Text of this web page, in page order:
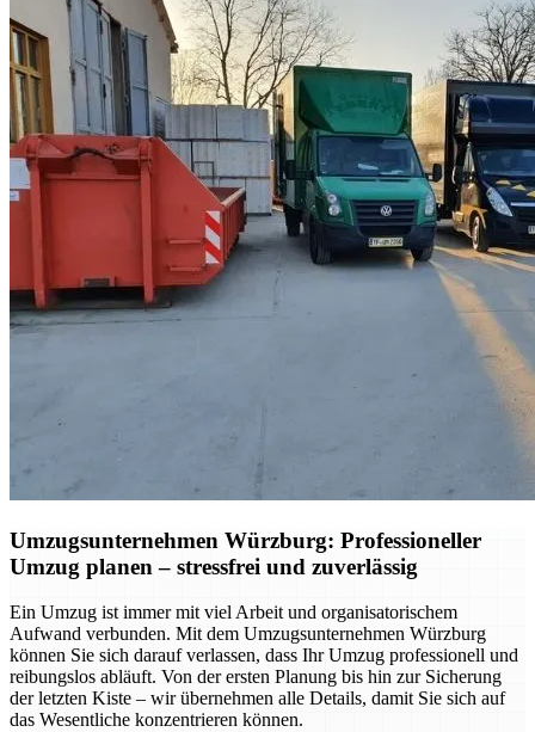
Umzugsunternehmen Würzburg: Professioneller
Umzug planen – stressfrei und zuverlässig
Ein Umzug ist immer mit viel Arbeit und organisatorischem
Aufwand verbunden. Mit dem Umzugsunternehmen Würzburg
können Sie sich darauf verlassen, dass Ihr Umzug professionell und
reibungslos abläuft. Von der ersten Planung bis hin zur Sicherung
der letzten Kiste – wir übernehmen alle Details, damit Sie sich auf
das Wesentliche konzentrieren können.